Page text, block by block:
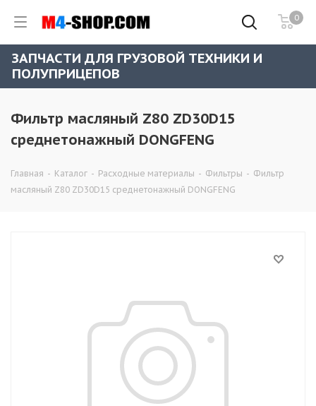
0
ЗАПЧАСТИ ДЛЯ ГРУЗОВОЙ ТЕХНИКИ И
ПОЛУПРИЦЕПОВ
Фильтр масляный Z80 ZD30D15
среднетонажный DONGFENG
Главная - Каталог - Расходные материалы - Фильтры - Фильтр
масляный Z80 ZD30D15 среднетонажный DONGFENG